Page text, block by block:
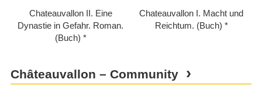
Chateauvallon II. Eine
Dynastie in Gefahr. Roman.
(Buch)
Chateauvallon I. Macht und
Reichtum. (Buch)
Châteauvallon – Community